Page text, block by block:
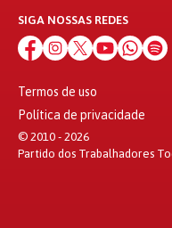
SIGA NOSSAS REDES
Termos de uso
Política de privacidade
© 2010 - 2026
Partido dos Trabalhadores